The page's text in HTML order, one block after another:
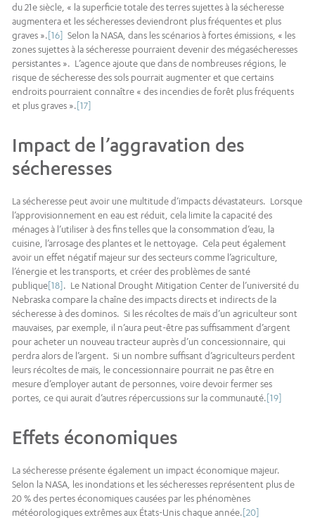
du 21e siècle, « la superficie totale des terres sujettes à la sécheresse
augmentera et les sécheresses deviendront plus fréquentes et plus
graves ».[16] Selon la NASA, dans les scénarios à fortes émissions, « les
zones sujettes à la sécheresse pourraient devenir des mégasécheresses
persistantes ». L’agence ajoute que dans de nombreuses régions, le
risque de sécheresse des sols pourrait augmenter et que certains
endroits pourraient connaître « des incendies de forêt plus fréquents
et plus graves ».[17]
Impact de l’aggravation des
sécheresses
La sécheresse peut avoir une multitude d’impacts dévastateurs. Lorsque
l’approvisionnement en eau est réduit, cela limite la capacité des
ménages à l’utiliser à des fins telles que la consommation d’eau, la
cuisine, l’arrosage des plantes et le nettoyage. Cela peut également
avoir un effet négatif majeur sur des secteurs comme l’agriculture,
l’énergie et les transports, et créer des problèmes de santé
publique[18]. Le National Drought Mitigation Center de l’université du
Nebraska compare la chaîne des impacts directs et indirects de la
sécheresse à des dominos. Si les récoltes de maïs d’un agriculteur sont
mauvaises, par exemple, il n’aura peut-être pas suffisamment d’argent
pour acheter un nouveau tracteur auprès d’un concessionnaire, qui
perdra alors de l’argent. Si un nombre suffisant d’agriculteurs perdent
leurs récoltes de maïs, le concessionnaire pourrait ne pas être en
mesure d’employer autant de personnes, voire devoir fermer ses
portes, ce qui aurait d’autres répercussions sur la communauté.[19]
Effets économiques
La sécheresse présente également un impact économique majeur.
Selon la NASA, les inondations et les sécheresses représentent plus de
20 % des pertes économiques causées par les phénomènes
météorologiques extrêmes aux États-Unis chaque année.[20]